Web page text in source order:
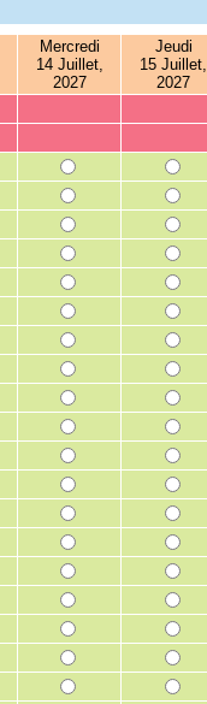
Mercredi
14 Juillet,
2027
Jeudi
15 Juillet,
2027